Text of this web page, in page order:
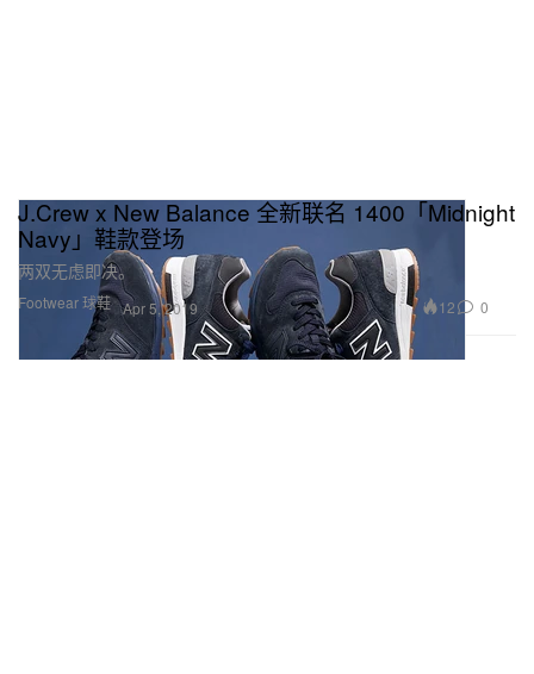
Footwear 球鞋
J.Crew x New Balance 全新联名 1400「Midnight
Navy」鞋款登场
两双无虑即决。
Apr 5, 2019 12 0